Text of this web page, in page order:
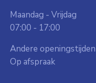
Maandag - Vrijdag
07:00 - 17:00
Andere openingstijden
Op afspraak